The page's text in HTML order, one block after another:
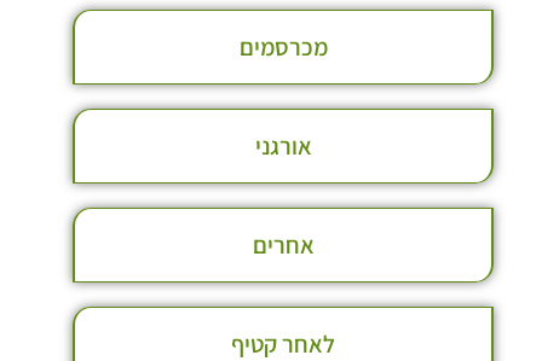
מכרסמים
אורגני
אחרים
לאחר קטיף